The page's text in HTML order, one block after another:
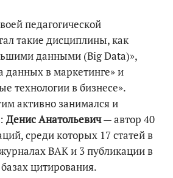
педагогической
такие дисциплины, как
данными (Big Data)»,
данных в маркетинге» и
технологии в бизнесе».
активно занимался и
Денис Анатольевич— автор 40
среди которых 17 статей в
ВАК и 3 публикации в
цитирования.